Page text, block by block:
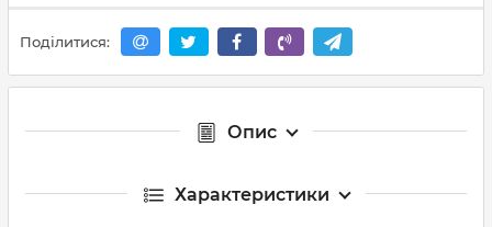
Поділитися:
Опис
Характеристики